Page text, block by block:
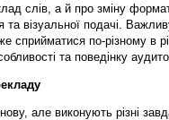
слів, а й про зміну
візуальної подачі.
по-різному в
та поведінку
але виконують різні